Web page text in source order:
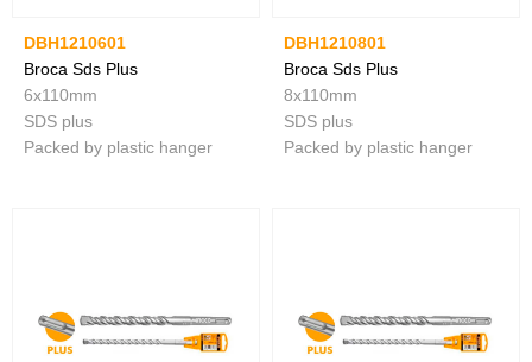
DBH1210601
Broca Sds Plus
6x110mm
SDS plus
Packed by plastic hanger
DBH1210801
Broca Sds Plus
8x110mm
SDS plus
Packed by plastic hanger